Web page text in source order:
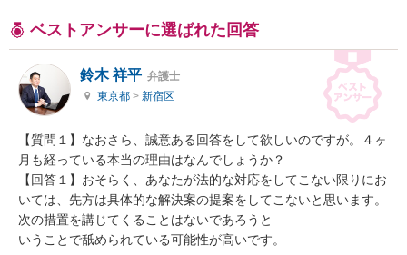
ベストアンサーに選ばれた回答
鈴木 祥平 弁護士
東京都 > 新宿区
【質問１】なおさら、誠意ある回答をして欲しいのですが。４ヶ
月も経っている本当の理由はなんでしょうか？
【回答１】おそらく、あなたが法的な対応をしてこない限りにお
いては、先方は具体的な解決案の提案をしてこないと思います。
次の措置を講じてくることはないであろうと
いうことで舐められている可能性が高いです。